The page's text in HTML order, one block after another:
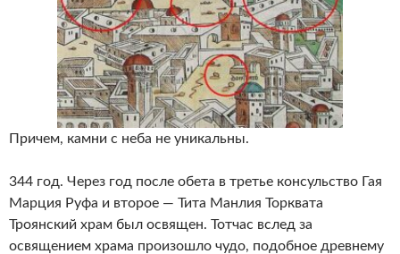
Причем, камни с неба не уникальны.
344 год. Через год после обета в третье консульство Гая
Марция Руфа и второе — Тита Манлия Торквата
Троянский храм был освящен. Тотчас вслед за
освящением храма произошло чудо, подобное древнему